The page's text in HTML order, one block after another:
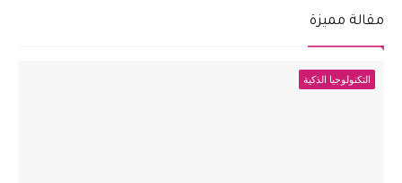
مقالة مميزة
التكنولوجيا الذكية